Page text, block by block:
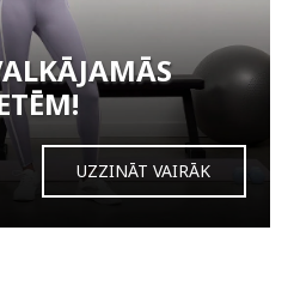
UZZINĀT VAIRĀK